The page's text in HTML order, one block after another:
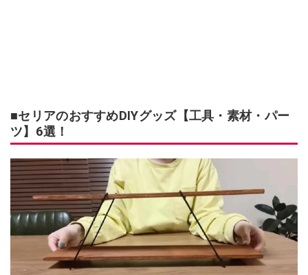
■セリアのおすすめDIYグッズ【工具・素材・パー
ツ】6選！